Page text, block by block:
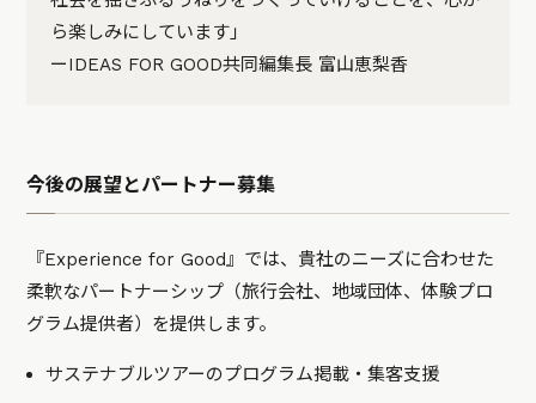
ら楽しみにしています」
ーIDEAS FOR GOOD共同編集長 富山恵梨香
今後の展望とパートナー募集
『Experience for Good』では、貴社のニーズに合わせた
柔軟なパートナーシップ（旅行会社、地域団体、体験プロ
グラム提供者）を提供します。
サステナブルツアーのプログラム掲載・集客支援